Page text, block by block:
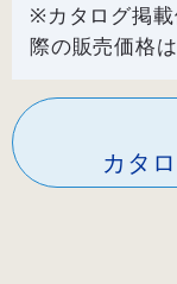
※カタログ掲
際の販売価格
カタ